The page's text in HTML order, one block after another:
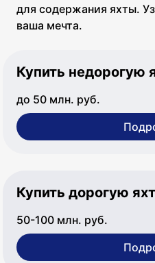
для содержания яхты.
ваша мечта.
Купить недорогую
до 50 млн. руб.
Купить дорогую
50-100 млн. руб.